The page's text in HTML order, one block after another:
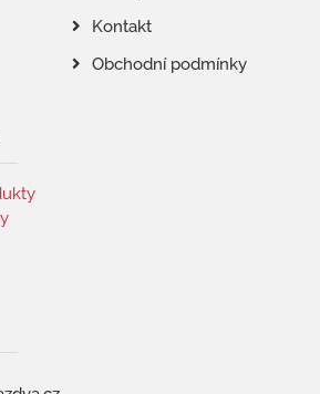
Kontakt
Obchodní podmínky